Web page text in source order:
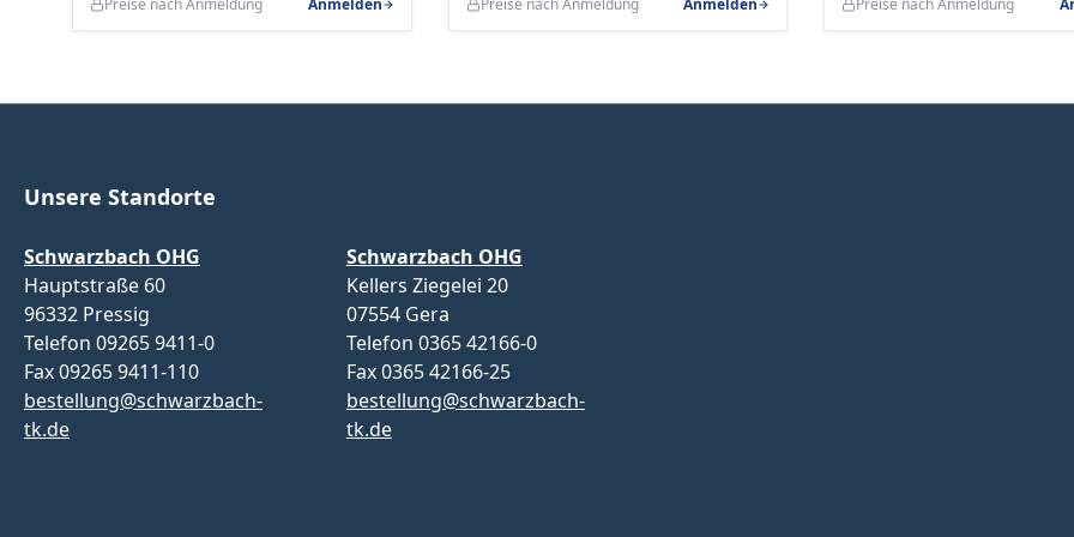
Unsere Standorte
Schwarzbach OHG
Hauptstraße 60
96332 Pressig
Telefon 09265 9411-0
Fax 09265 9411-110
bestellung@schwarzbach-
tk.de
Schwarzbach OHG
Kellers Ziegelei 20
07554 Gera
Telefon 0365 42166-0
Fax 0365 42166-25
bestellung@schwarzbach-
tk.de